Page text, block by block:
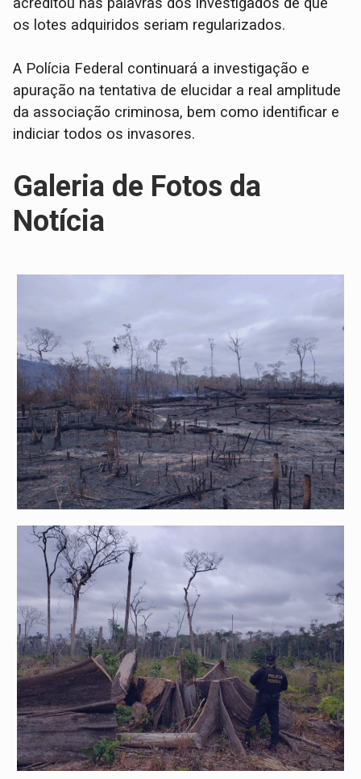
os lotes adquiridos seriam regularizados.
A Polícia Federal continuará a investigação e
apuração na tentativa de elucidar a real amplitude
da associação criminosa, bem como identificar e
indiciar todos os invasores.
Galeria de Fotos da
Notícia